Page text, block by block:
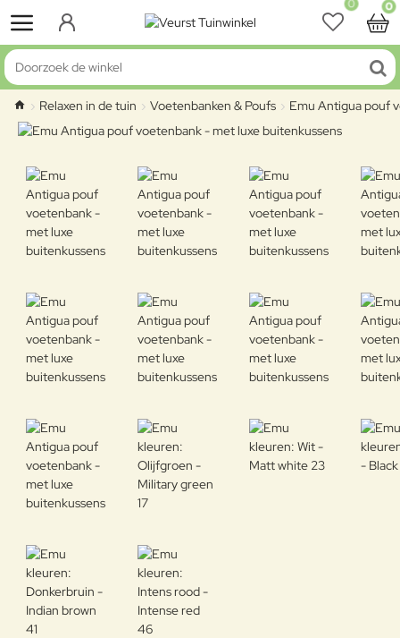
0 0
Doorzoek de winkel
home
Relaxen in de tuin Voetenbanken & Poufs Emu Antigua pouf